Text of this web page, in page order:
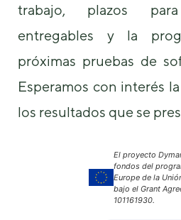
trabajo, plazos
entregables y la
próximas pruebas de
Esperamos con interés
los resultados que se
El proyecto
fondos del
Europe de la
bajo el Grant
101161930.